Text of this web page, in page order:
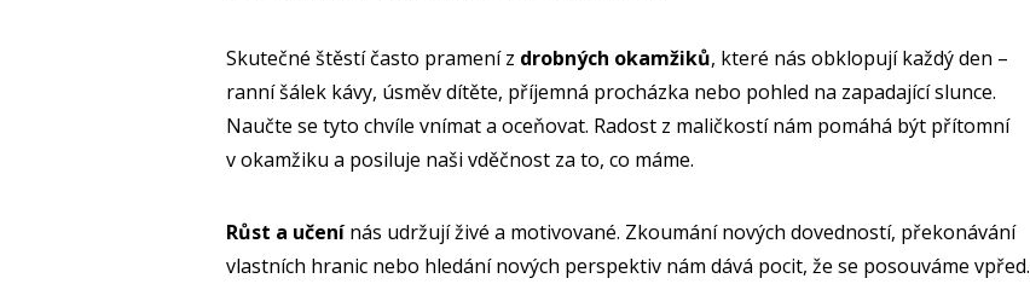
Skutečné štěstí často pramení z drobných okamžiků, které nás obklopují každý den –
ranní šálek kávy, úsměv dítěte, příjemná procházka nebo pohled na zapadající slunce.
Naučte se tyto chvíle vnímat a oceňovat. Radost z maličkostí nám pomáhá být přítomní
v okamžiku a posiluje naši vděčnost za to, co máme.
Růst a učení nás udržují živé a motivované. Zkoumání nových dovedností, překonávání
vlastních hranic nebo hledání nových perspektiv nám dává pocit, že se posouváme vpřed.